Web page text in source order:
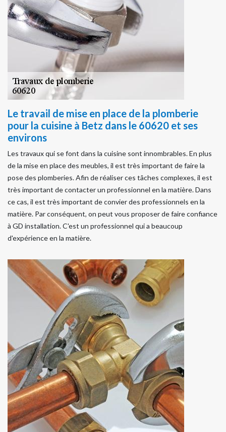
Le travail de mise en place de la plomberie
pour la cuisine à Betz dans le 60620 et ses
environs
Les travaux qui se font dans la cuisine sont innombrables. En plus
de la mise en place des meubles, il est très important de faire la
pose des plomberies. Afin de réaliser ces tâches complexes, il est
très important de contacter un professionnel en la matière. Dans
ce cas, il est très important de convier des professionnels en la
matière. Par conséquent, on peut vous proposer de faire confiance
à GD installation. C'est un professionnel qui a beaucoup
d'expérience en la matière.